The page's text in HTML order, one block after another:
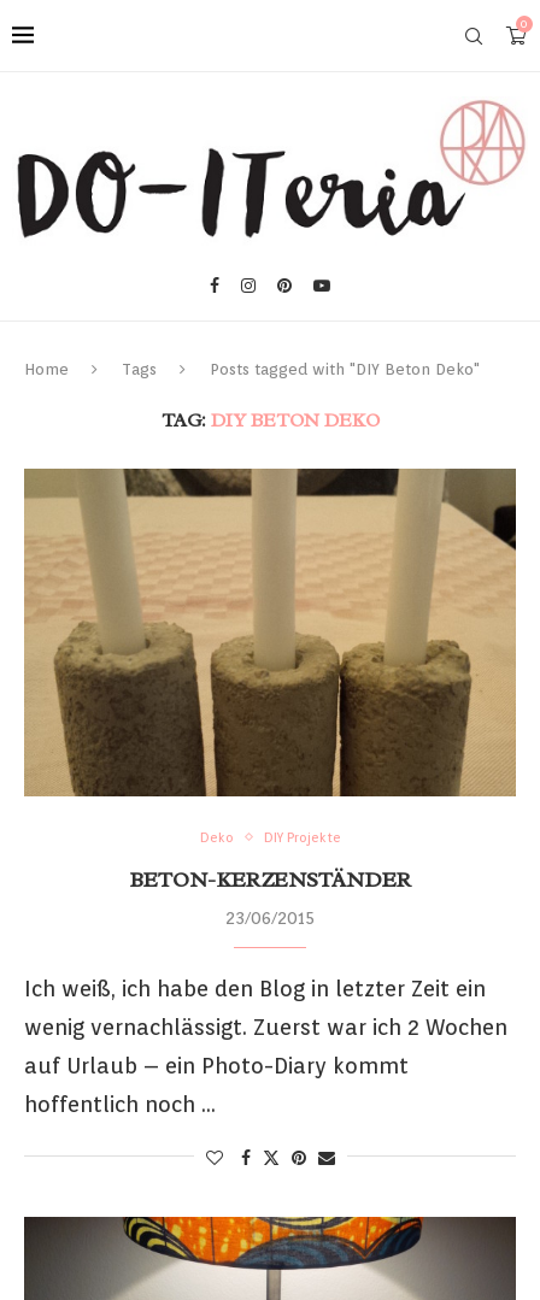
0
Home Tags Posts tagged with "DIY Beton Deko"
TAG: DIY BETON DEKO
Deko DIY Projekte
BETON-KERZENSTÄNDER
23/06/2015
Ich weiß, ich habe den Blog in letzter Zeit ein
wenig vernachlässigt. Zuerst war ich 2 Wochen
auf Urlaub – ein Photo-Diary kommt
hoffentlich noch …